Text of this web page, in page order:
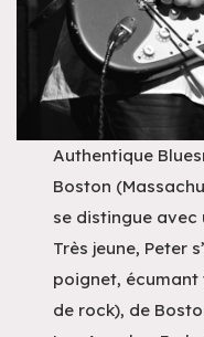
Authentique
Boston
se distingue avec
Très jeune, Peter
poignet, écumant
de rock), de